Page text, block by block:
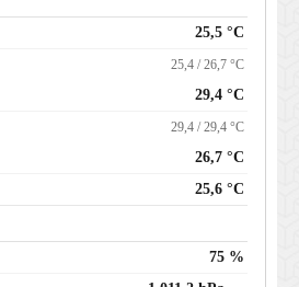
25,5 °C
25,4 / 26,7 °C
29,4 °C
29,4 / 29,4 °C
26,7 °C
25,6 °C
75 %